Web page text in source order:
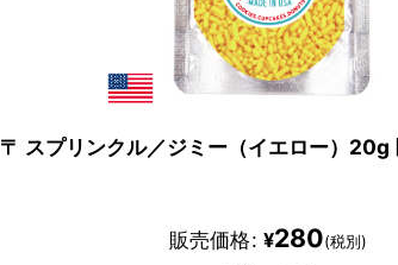
〒 スプリンクル／ジミー（イエロー）20g
販売価格: ¥280(税別)